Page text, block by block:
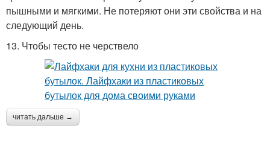
пышными и мягкими. Не потеряют они эти свойства и на
следующий день.
13. Чтобы тесто не черствело
читать дальше →